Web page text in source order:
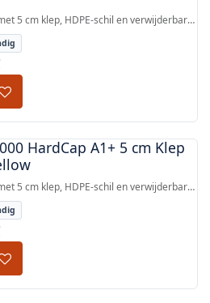
5 cm klep, HDPE-schil en verwijderbare
voering, getest volgens EN 812:2012
tegen stootschokken van boven en
HardCap A1+ 5 cm Klep
5 cm klep, HDPE-schil en verwijderbare
voering, getest volgens EN 812:2012
en zijdelingse bescherming.